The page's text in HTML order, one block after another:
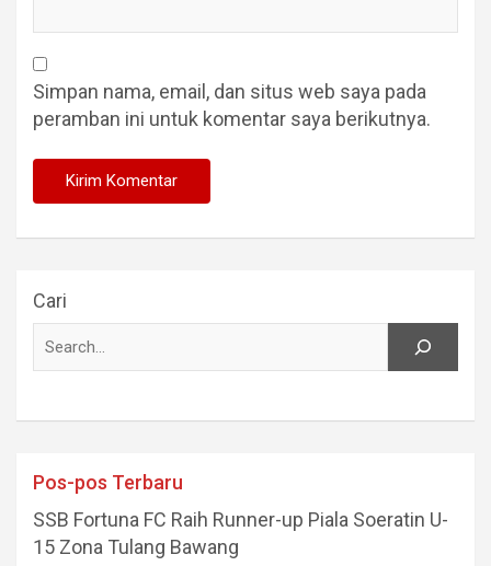
Simpan nama, email, dan situs web saya pada
peramban ini untuk komentar saya berikutnya.
Cari
Pos-pos Terbaru
SSB Fortuna FC Raih Runner-up Piala Soeratin U-
15 Zona Tulang Bawang